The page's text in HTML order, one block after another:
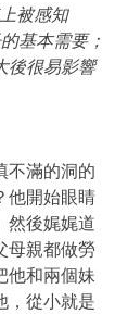
被感知
基本需要；
後很易影響
不滿的洞的
他開始眼睛
然後娓娓道
母親都做勞
他和兩個妹
，從小就是